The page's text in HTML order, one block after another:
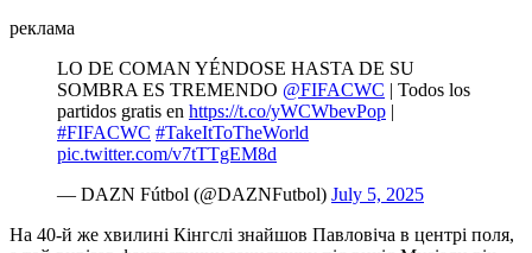
реклама
LO DE COMAN YÉNDOSE HASTA DE SU
SOMBRA ES TREMENDO @FIFACWC | Todos los
partidos gratis en https://t.co/yWCWbevPop |
#FIFACWC #TakeItToTheWorld
pic.twitter.com/v7tTTgEM8d
— DAZN Fútbol (@DAZNFutbol) July 5, 2025
На 40-й же хвилині Кінгслі знайшов Павловіча в центрі поля,